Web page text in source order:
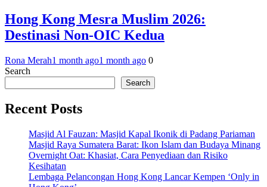
Hong Kong Mesra Muslim 2026:
Destinasi Non-OIC Kedua
Rona Merah1 month ago1 month ago 0
Search
Search
Recent Posts
Masjid Al Fauzan: Masjid Kapal Ikonik di Padang Pariaman
Masjid Raya Sumatera Barat: Ikon Islam dan Budaya Minang
Overnight Oat: Khasiat, Cara Penyediaan dan Risiko
Kesihatan
Lembaga Pelancongan Hong Kong Lancar Kempen ‘Only in